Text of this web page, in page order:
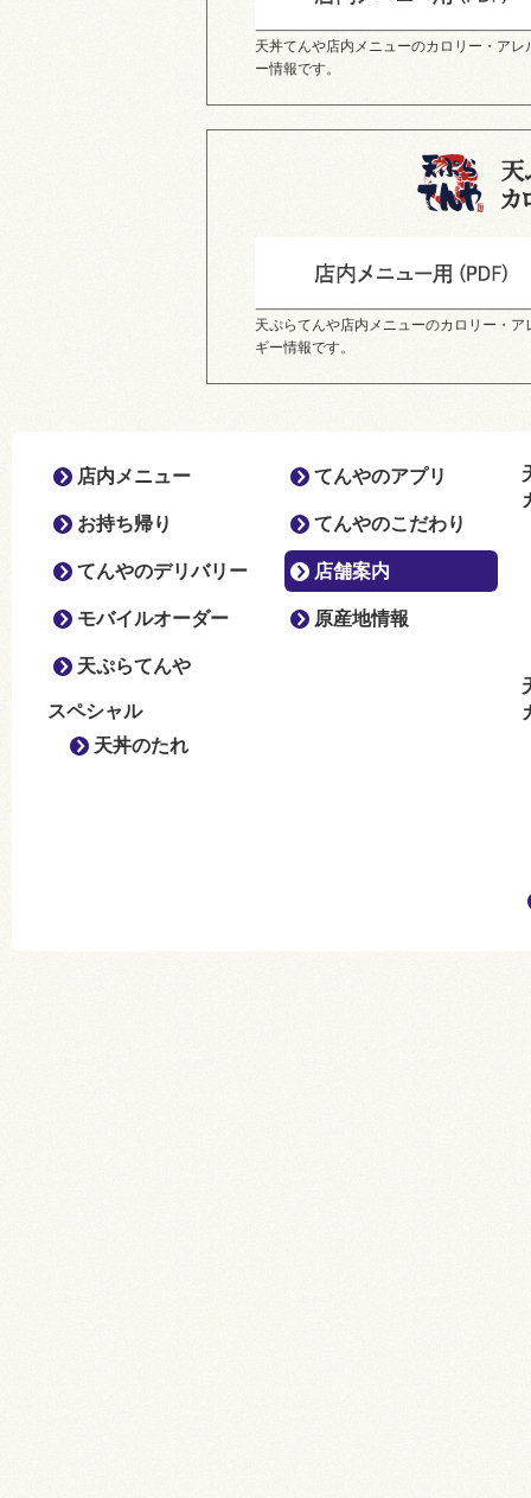
天丼てんや店内メニューのカロリー・アレ
ー情報です。
天ぷらてんや店内メニューのカロリー・ア
ギー情報です。
店内メニュー
お持ち帰り
てんやのデリバリー
モバイルオーダー
天ぷらてんや
スペシャル
天丼のたれ
てんやのアプリ
てんやのこだわり
店舗案内
原産地情報